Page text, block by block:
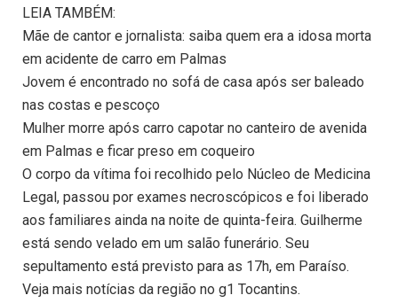
LEIA TAMBÉM:
Mãe de cantor e jornalista: saiba quem era a idosa morta
em acidente de carro em Palmas
Jovem é encontrado no sofá de casa após ser baleado
nas costas e pescoço
Mulher morre após carro capotar no canteiro de avenida
em Palmas e ficar preso em coqueiro
O corpo da vítima foi recolhido pelo Núcleo de Medicina
Legal, passou por exames necroscópicos e foi liberado
aos familiares ainda na noite de quinta-feira. Guilherme
está sendo velado em um salão funerário. Seu
sepultamento está previsto para as 17h, em Paraíso.
Veja mais notícias da região no g1 Tocantins.